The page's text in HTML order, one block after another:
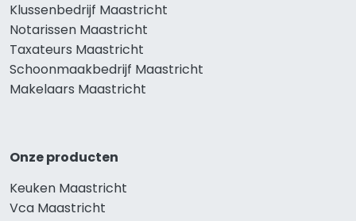
Klussenbedrijf Maastricht
Notarissen Maastricht
Taxateurs Maastricht
Schoonmaakbedrijf Maastricht
Makelaars Maastricht
Onze producten
Keuken Maastricht
Vca Maastricht